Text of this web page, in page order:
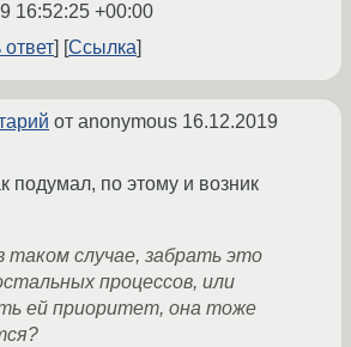
16:52:25 +00:00
ответ
Ссылка
от anonymous 16.12.2019
подумал, по этому и возник
таком случае, забрать это
процессов, или
ей приоритет, она тоже